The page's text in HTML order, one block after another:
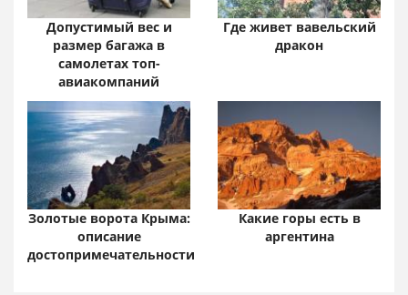
Допустимый вес и
размер багажа в
самолетах топ-
авиакомпаний
Где живет вавельский
дракон
Золотые ворота Крыма:
описание
достопримечательности
Какие горы есть в
аргентина